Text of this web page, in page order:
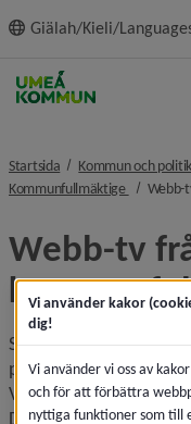
innehållet
Giälah/Kieli/
Startsida Kommun och politik
Kommunfullmäktige nivå i
Webb-
Webb-tv
Se eller lyssna på
på din dator eller
Videofiler för hela
De senaste två årens
Vi använder kakor
dig!
Vi använder vi oss av
och för att förbättra
nyttiga funktioner som till